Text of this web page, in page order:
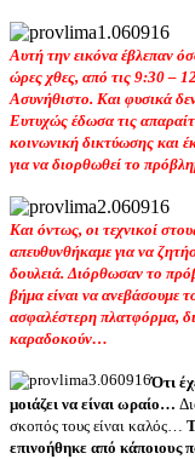
Αυτή την εικόνα έβλεπαν
ώρες χθες, από τις 9:30 –
Ασυνήθιστο. Και φυσικά
Ευτυχώς έδωσα τις
κοινωνική δικτύωσης και
για να διορθωθεί το
Και όντως, οι τεχνικοί
απευθυνθήκαμε για να
δουλειά. Διόρθωσαν το
βήμα είναι να
ασφαλέστερη πλατφόρμα,
καραδοκούν…
Ότι
μοιάζει να είναι ωραίο…
σκοπός τους είναι καλός…
επινοήθηκε από κάποιους